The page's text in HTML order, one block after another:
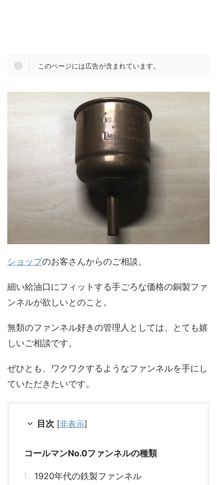
このページには広告が含まれています。
ショップのお客さんからのご相談。
細い給油口にフィットする手ごろな価格の銅製ファ
ンネルが欲しいとのこと。
無類のファンネル好きの管理人としては、とても嬉
しいご相談です。
ぜひとも、ワクワクするようなファンネルを手にし
ていただきたいです。
目次 [非表示]
コールマンNo.0ファンネルの種類
1920年代の鉄製ファンネル